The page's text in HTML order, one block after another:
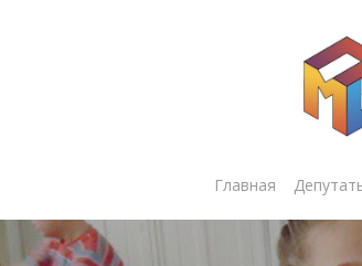
Главная